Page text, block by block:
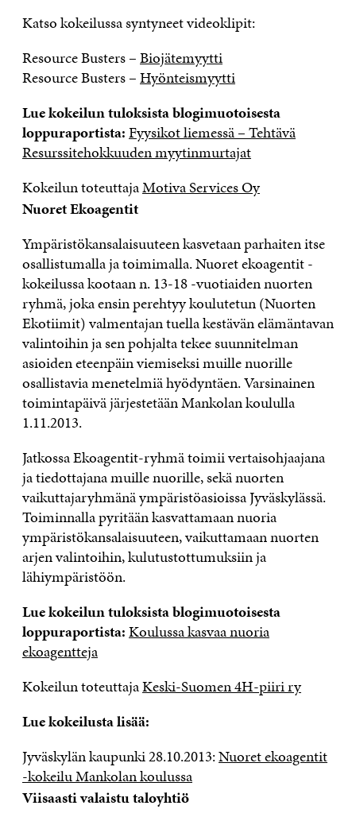
Katso kokeilussa syntyneet videoklipit:
Resource Busters –Biojätemyytti
Resource Busters –Hyönteismyytti
Lue kokeilun tuloksista blogimuotoisesta
loppuraportista:Fyysikot liemessä – Tehtävä
Resurssitehokkuuden myytinmurtajat
Kokeilun toteuttajaMotiva Services Oy
Nuoret Ekoagentit
Ympäristökansalaisuuteen kasvetaan parhaiten itse
osallistumalla ja toimimalla. Nuoret ekoagentit -
kokeilussa kootaan n. 13-18 -vuotiaiden nuorten
ryhmä, joka ensin perehtyy koulutetun (Nuorten
Ekotiimit) valmentajan tuella kestävän elämäntavan
valintoihin ja sen pohjalta tekee suunnitelman
asioiden eteenpäin viemiseksi muille nuorille
osallistavia menetelmiä hyödyntäen. Varsinainen
toimintapäivä järjestetään Mankolan koululla
1.11.2013.
Jatkossa Ekoagentit-ryhmä toimii vertaisohjaajana
ja tiedottajana muille nuorille, sekä nuorten
vaikuttajaryhmänä ympäristöasioissa Jyväskylässä.
Toiminnalla pyritään kasvattamaan nuoria
ympäristökansalaisuuteen, vaikuttamaan nuorten
arjen valintoihin, kulutustottumuksiin ja
lähiympäristöön.
Lue kokeilun tuloksista blogimuotoisesta
loppuraportista:Koulussa kasvaa nuoria
ekoagentteja
Kokeilun toteuttajaKeski-Suomen 4H-piiri ry
Lue kokeilusta lisää:
Jyväskylän kaupunki 28.10.2013:Nuoret ekoagentit
-kokeilu Mankolan koulussa
Viisaasti valaistu taloyhtiö